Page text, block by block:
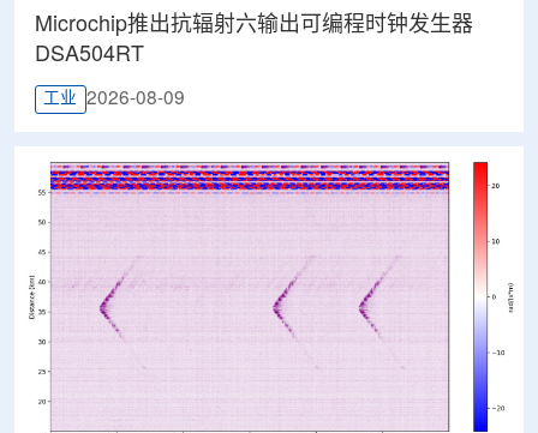
Microchip推出抗辐射六输出可编程时钟发生器
DSA504RT
工业 2026-08-09